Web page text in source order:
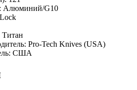
Алюминий/G10
Титан
Pro-Tech Knives (USA)
США